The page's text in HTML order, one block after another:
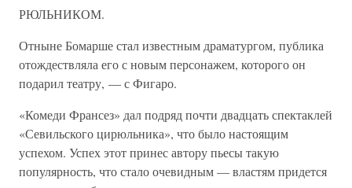
РЮЛЬНИКОМ.
Отныне Бомарше стал известным драматургом, публика
отождествляла его с новым персонажем, которого он
подарил театру, — с Фигаро.
«Комеди Франсез» дал подряд почти двадцать спектаклей
«Севильского цирюльника», что было настоящим
успехом. Успех этот принес автору пьесы такую
популярность, что стало очевидным — властям придется